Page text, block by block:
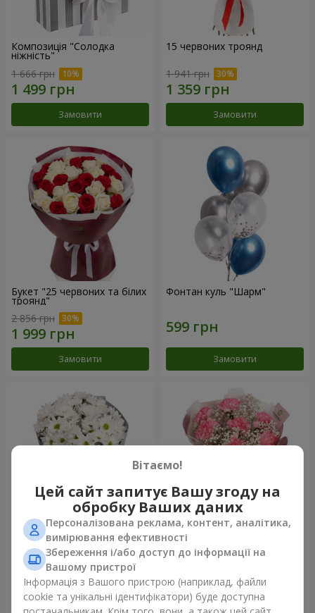
Композиція "Солодка
ніжність"
1 666 грн
Замовити
15 червоних троянд
1 941 грн
Замовити
Букет "25 червоних та білих
троянд"
2 856 грн
Замовити
Фонтан куль "Шарм"
Замовити
Букет "Кіото" з 5 білих
хризантем
999 грн
Замовити
Букет "Королева
Карибського моря"
Замовити
Вітаємо!
Цей сайт запитує Вашу згоду на
обробку Ваших даних
Персоналізована реклама, контент, аналітика,
вимірювання ефективності
Збереження і/або доступ до інформації на
Вашому пристрої
Інформація з Вашого пристрою (наприклад, файли
cookie та унікальні ідентифікатори) буде доступна